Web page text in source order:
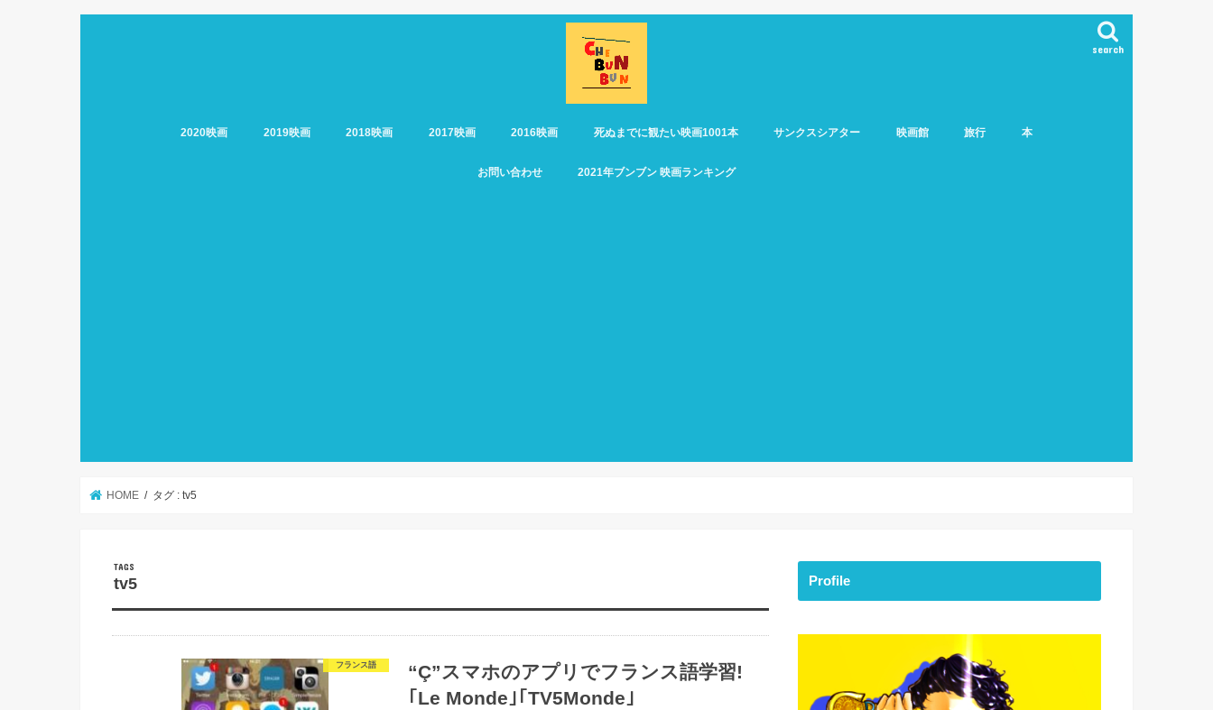
search
2020映画 2019映画 2018映画 2017映画 2016映画 死ぬまでに観たい映画1001本 サンクスシアター 映画館 旅行 本
お問い合わせ 2021年ブンブン 映画ランキング
HOME タグ : tv5
tv5
フランス語
“Ç”スマホのアプリでフランス語学習!
｢Le Monde｣｢TV5Monde｣
Profile